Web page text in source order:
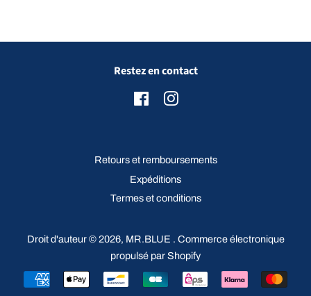
Restez en contact
FacebookInstagram
Retours et remboursements
Expéditions
Termes et conditions
Droit d'auteur © 2026, MR.BLUE . Commerce électronique
propulsé par Shopify
Icônes